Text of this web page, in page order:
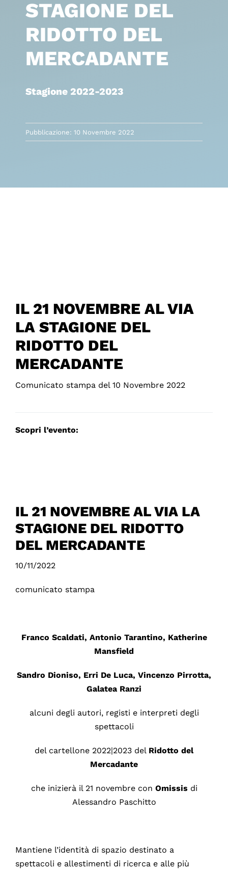
STAGIONE DEL
RIDOTTO DEL
MERCADANTE
Stagione 2022-2023
Pubblicazione: 10 Novembre 2022
IL 21 NOVEMBRE AL VIA
LA STAGIONE DEL
RIDOTTO DEL
MERCADANTE
Comunicato stampa del 10 Novembre 2022
Scopri l’evento:
IL 21 NOVEMBRE AL VIA LA
STAGIONE DEL RIDOTTO
DEL MERCADANTE
10/11/2022
comunicato stampa
Franco Scaldati, Antonio Tarantino, Katherine
Mansfield
Sandro Dioniso, Erri De Luca, Vincenzo Pirrotta,
Galatea Ranzi
alcuni degli autori, registi e interpreti degli
spettacoli
del cartellone 2022|2023 del Ridotto del
Mercadante
che inizierà il 21 novembre con Omissis di
Alessandro Paschitto
Mantiene l’identità di spazio destinato a
spettacoli e allestimenti di ricerca e alle più